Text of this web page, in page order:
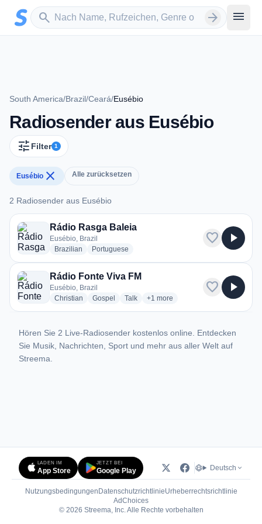
Zum Hauptinhalt springen
search
Sender suchen arrow_forward menu
South America/Brazil/Ceará/Eusébio
Radiosender aus Eusébio
tune Filter 1
Eusébio close Alle zurücksetzen
2 Radiosender aus Eusébio
2 Radiosender aus Eusébio
Rádio Rasga Baleia
Eusébio, Brazil
Brazilian radio stations
Portuguese
favorite play_arrow
Rádio Fonte Viva FM
Eusébio, Brazil
Christian radio stations
Gospel radio stations
Talkradio stations
+1 more genres for Rádio Fonte
more
favorite play_arrow
Hören Sie 2 Live-Radiosender kostenlos online. Entdecken
Sie Musik, Nachrichten, Sport und mehr aus aller Welt auf
Streema.
LADEN IM
App Store
JETZT BEI
Google Play Deutsch
Nutzungsbedingungen DatenschutzrichtlinieUrheberrechtsrichtlinie
AdChoices(öffnet in neuem Tab)
© 2026 Streema, Inc. Alle Rechte vorbehalten